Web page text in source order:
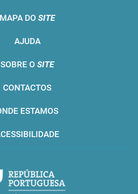
MAPA DO SITE
AJUDA
SOBRE O SITE
CONTACTOS
ESTAMOS